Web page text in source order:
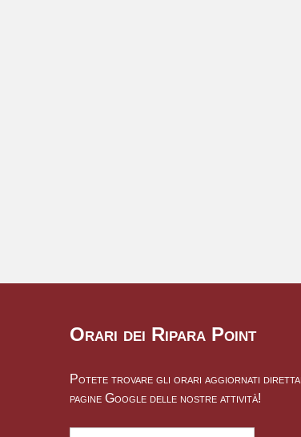
Orari dei Ripara Point
Potete trovare gli orari aggiornati
pagine Google delle nostre attività!